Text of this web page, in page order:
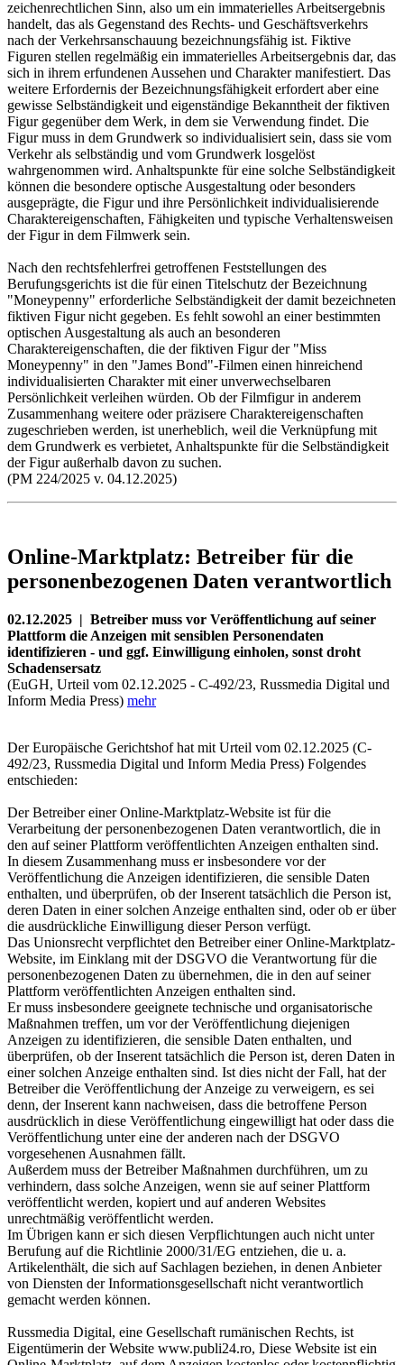
zeichenrechtlichen Sinn, also um ein immaterielles Arbeitsergebnis
handelt, das als Gegenstand des Rechts- und Geschäftsverkehrs
nach der Verkehrsanschauung bezeichnungsfähig ist. Fiktive
Figuren stellen regelmäßig ein immaterielles Arbeitsergebnis dar, das
sich in ihrem erfundenen Aussehen und Charakter manifestiert. Das
weitere Erfordernis der Bezeichnungsfähigkeit erfordert aber eine
gewisse Selbständigkeit und eigenständige Bekanntheit der fiktiven
Figur gegenüber dem Werk, in dem sie Verwendung findet. Die
Figur muss in dem Grundwerk so individualisiert sein, dass sie vom
Verkehr als selbständig und vom Grundwerk losgelöst
wahrgenommen wird. Anhaltspunkte für eine solche Selbständigkeit
können die besondere optische Ausgestaltung oder besonders
ausgeprägte, die Figur und ihre Persönlichkeit individualisierende
Charaktereigenschaften, Fähigkeiten und typische Verhaltensweisen
der Figur in dem Filmwerk sein.
Nach den rechtsfehlerfrei getroffenen Feststellungen des
Berufungsgerichts ist die für einen Titelschutz der Bezeichnung
"Moneypenny" erforderliche Selbständigkeit der damit bezeichneten
fiktiven Figur nicht gegeben. Es fehlt sowohl an einer bestimmten
optischen Ausgestaltung als auch an besonderen
Charaktereigenschaften, die der fiktiven Figur der "Miss
Moneypenny" in den "James Bond"-Filmen einen hinreichend
individualisierten Charakter mit einer unverwechselbaren
Persönlichkeit verleihen würden. Ob der Filmfigur in anderem
Zusammenhang weitere oder präzisere Charaktereigenschaften
zugeschrieben werden, ist unerheblich, weil die Verknüpfung mit
dem Grundwerk es verbietet, Anhaltspunkte für die Selbständigkeit
der Figur außerhalb davon zu suchen.
(PM 224/2025 v. 04.12.2025)
Online-Marktplatz: Betreiber für die
personenbezogenen Daten verantwortlich
02.12.2025 | Betreiber muss vor Veröffentlichung auf seiner
Plattform die Anzeigen mit sensiblen Personendaten
identifizieren - und ggf. Einwilligung einholen, sonst droht
Schadensersatz
(EuGH, Urteil vom 02.12.2025 - C-492/23, Russmedia Digital und
Inform Media Press) mehr
Der Europäische Gerichtshof hat mit Urteil vom 02.12.2025 (C-
492/23, Russmedia Digital und Inform Media Press) Folgendes
entschieden:
Der Betreiber einer Online-Marktplatz-Website ist für die
Verarbeitung der personenbezogenen Daten verantwortlich, die in
den auf seiner Plattform veröffentlichten Anzeigen enthalten sind.
In diesem Zusammenhang muss er insbesondere vor der
Veröffentlichung die Anzeigen identifizieren, die sensible Daten
enthalten, und überprüfen, ob der Inserent tatsächlich die Person ist,
deren Daten in einer solchen Anzeige enthalten sind, oder ob er über
die ausdrückliche Einwilligung dieser Person verfügt.
Das Unionsrecht verpflichtet den Betreiber einer Online-Marktplatz-
Website, im Einklang mit der DSGVO die Verantwortung für die
personenbezogenen Daten zu übernehmen, die in den auf seiner
Plattform veröffentlichten Anzeigen enthalten sind.
Er muss insbesondere geeignete technische und organisatorische
Maßnahmen treffen, um vor der Veröffentlichung diejenigen
Anzeigen zu identifizieren, die sensible Daten enthalten, und
überprüfen, ob der Inserent tatsächlich die Person ist, deren Daten in
einer solchen Anzeige enthalten sind. Ist dies nicht der Fall, hat der
Betreiber die Veröffentlichung der Anzeige zu verweigern, es sei
denn, der Inserent kann nachweisen, dass die betroffene Person
ausdrücklich in diese Veröffentlichung eingewilligt hat oder dass die
Veröffentlichung unter eine der anderen nach der DSGVO
vorgesehenen Ausnahmen fällt.
Außerdem muss der Betreiber Maßnahmen durchführen, um zu
verhindern, dass solche Anzeigen, wenn sie auf seiner Plattform
veröffentlicht werden, kopiert und auf anderen Websites
unrechtmäßig veröffentlicht werden.
Im Übrigen kann er sich diesen Verpflichtungen auch nicht unter
Berufung auf die Richtlinie 2000/31/EG entziehen, die u. a.
Artikelenthält, die sich auf Sachlagen beziehen, in denen Anbieter
von Diensten der Informationsgesellschaft nicht verantwortlich
gemacht werden können.
Russmedia Digital, eine Gesellschaft rumänischen Rechts, ist
Eigentümerin der Website www.publi24.ro, Diese Website ist ein